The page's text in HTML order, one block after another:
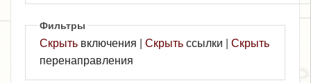
Фильтры
Скрыть включения | Скрытьссылки | Скрыть
перенаправления